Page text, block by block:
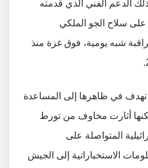
الدعم الفني الذي قدمته
سلاح الجو الملكي
شبه يومية، فوق غزة منذ
تهدف في ظاهرها إلى المساعدة
أثارت مخاوف من تورط
المتواصلة على
الاستخباراتية إلى الجيش